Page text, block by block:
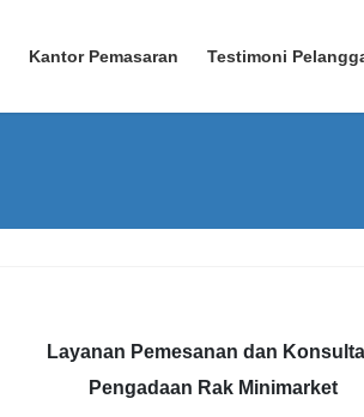
Kantor Pemasaran Testimoni
Layanan Pemesanan dan
Pengadaan Rak Minimarket